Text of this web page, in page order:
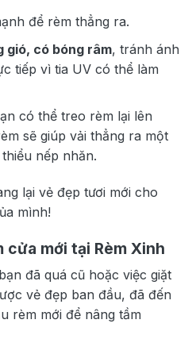
để rèm thẳng ra.
gió, có bóng râm, tránh ánh
tiếp vì tia UV có thể làm
có thể treo rèm lại lên
sẽ giúp vải thẳng ra một
nếp nhăn.
lại vẻ đẹp tươi mới cho
mình!
mới tại Rèm Xinh
đã quá cũ hoặc việc giặt
vẻ đẹp ban đầu, đã đến
rèm mới để nâng tầm